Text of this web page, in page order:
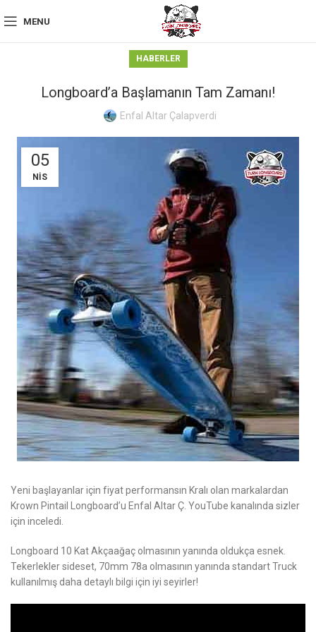
MENU
HABERLER
Longboard’a Başlamanın Tam Zamanı!
Enfal Altar Çalapverdi
05
NIS
Yeni başlayanlar için fiyat performansın Kralı olan markalardan
Krown Pintail Longboard’u Enfal Altar Ç. YouTube kanalında sizler
için inceledi.
Longboard 10 Kat Akçaağaç olmasının yanında oldukça esnek.
Tekerlekler sideset, 70mm 78a olmasının yanında standart Truck
kullanılmış daha detaylı bilgi için iyi seyirler!